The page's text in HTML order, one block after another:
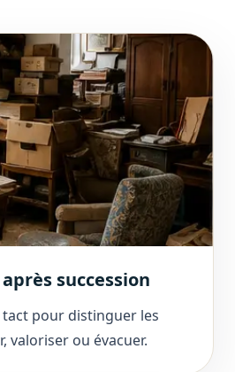
succession
pour distinguer les
valoriser ou évacuer.